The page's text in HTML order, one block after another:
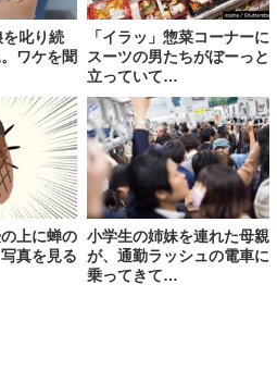
叱り続
ワケを聞
「イラッ」惣菜コーナーに
スーツの男たちがぼーっと
立っていて…
の上に蝉の
真を見る
小学生の姉妹を連れた母親
が、通勤ラッシュの電車に
乗ってきて…